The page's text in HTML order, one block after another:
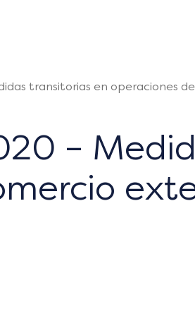
transitorias en operaciones
–